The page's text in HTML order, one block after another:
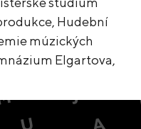
Hudební
múzických
Elgartova,